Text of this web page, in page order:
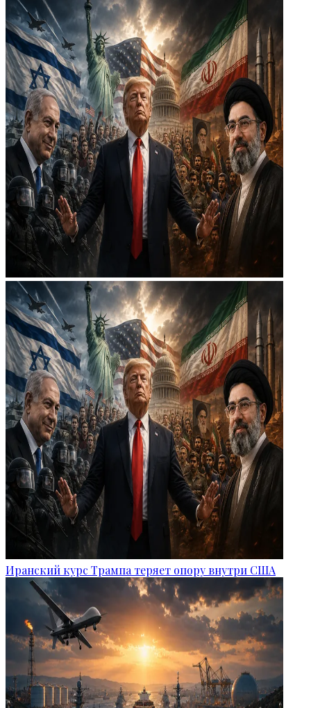
Иранский курс Трампа теряет опору внутри США